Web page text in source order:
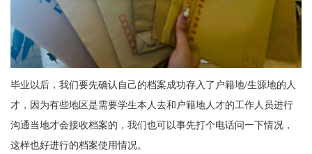
毕业以后，我们要先确认自己的档案成功存入了户籍地/生源地的人
才，因为有些地区是需要学生本人去和户籍地人才的工作人员进行
沟通当地才会接收档案的，我们也可以事先打个电话问一下情况，
这样也好进行的档案使用情况。